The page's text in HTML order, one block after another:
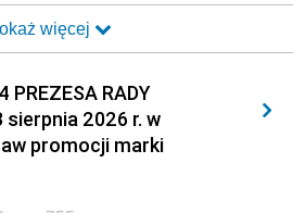
2016 2015
2013 2012
2010 2009
2007 2006
więcej
PREZESA RADY
sierpnia 2026 r. w
promocji marki